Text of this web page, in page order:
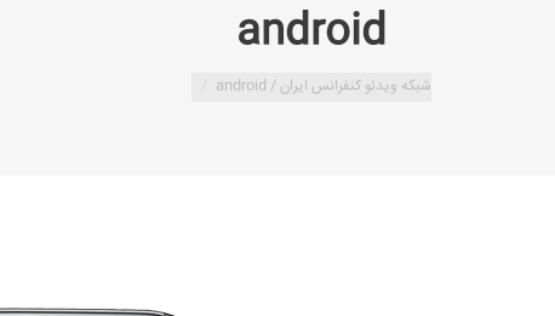
android
شبکه ویدئو کنفرانس ایران / android